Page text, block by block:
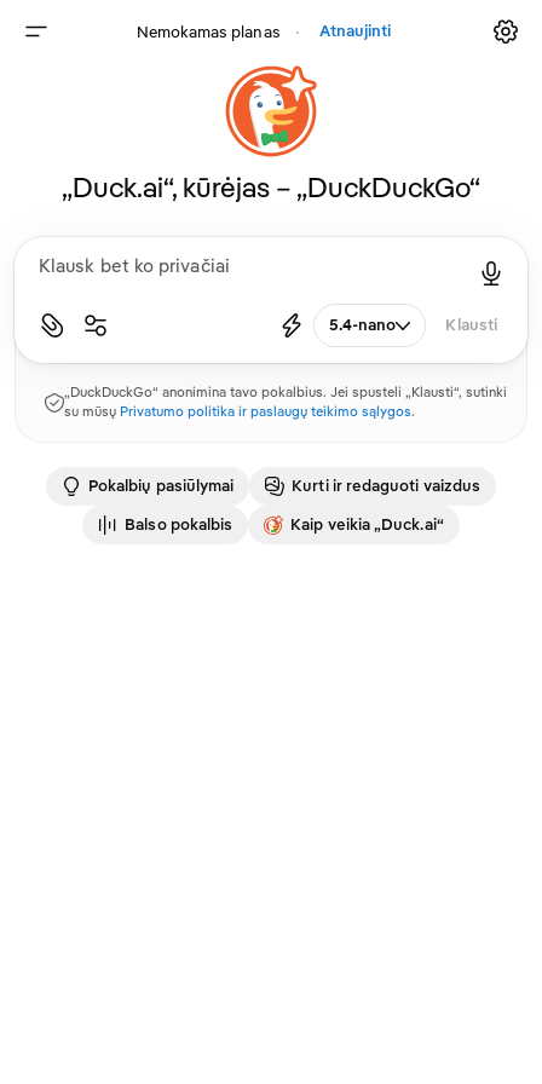
Nemokamas planas ⸱ Atnaujinti
„Duck.ai“, kūrėjas – „DuckDuckGo“
5.4-nano Klausti
„DuckDuckGo“ anonimina tavo pokalbius. Jei spusteli „Klausti“, sutinki
su mūsų Privatumo politika ir paslaugų teikimo sąlygos.
Balso pokalbis Kaip veikia „Duck.ai“
Pokalbių pasiūlymai Kurti ir redaguoti vaizdus